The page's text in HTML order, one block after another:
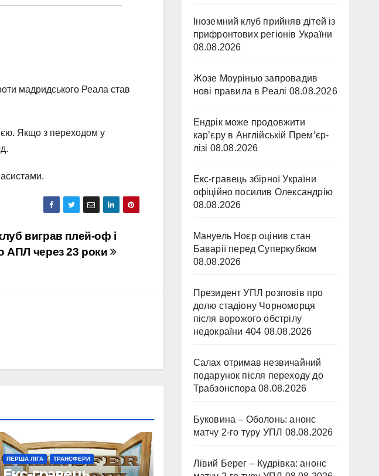
мадридського Реала став
Якщо з переходом у
виграв плей-оф і
АПЛ через 23 роки
ПЕРША ЛІГА ТРАНСФЕРИ
Іноземний клуб прийняв дітей із
прифронтових регіонів України
08.08.2026
Жозе Моурінью запровадив
нові правила в Реалі 08.08.2026
Ендрік може продовжити
кар’єру в Англійській Прем’єр-
лізі 08.08.2026
Екс-гравець збірної України
офіційно посилив Олександрію
08.08.2026
Мануель Ноєр оцінив стан
Баварії перед Суперкубком
08.08.2026
Президент УПЛ розповів про
долю стадіону Чорноморця
після ворожого обстрілу
недокраїни 404 08.08.2026
Салах отримав незвичайний
подарунок після переходу до
Трабзонспора 08.08.2026
Буковина – Оболонь: анонс
матчу 2-го туру УПЛ 08.08.2026
Лівий Берег – Кудрівка: анонс